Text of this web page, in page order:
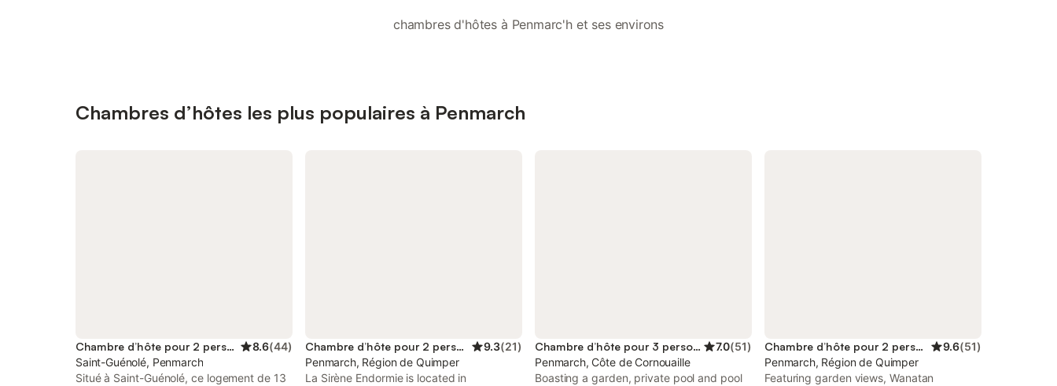
chambres d'hôtes à Penmarc'h et ses environs
Chambres d’hôtes les plus populaires à Penmarch
Chambre d’hôte pour 2 personnes 8.6(44)
Saint-Guénolé, Penmarch
Situé à Saint-Guénolé, ce logement de 13
Chambre d’hôte pour 2 personnes 9.3(21)
Penmarch, Région de Quimper
La Sirène Endormie is located in
Chambre d’hôte pour 3 personnes 7.0(51)
Penmarch, Côte de Cornouaille
Boasting a garden, private pool and pool
Chambre d’hôte pour 2 personnes 9.6(51)
Penmarch, Région de Quimper
Featuring garden views, Wanatan